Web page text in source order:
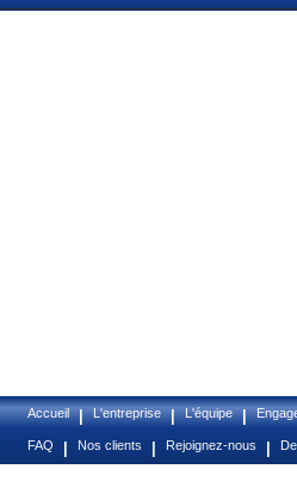
Accueil | L'entreprise | L'équipe |
FAQ Nos clients Rejoignez-nous